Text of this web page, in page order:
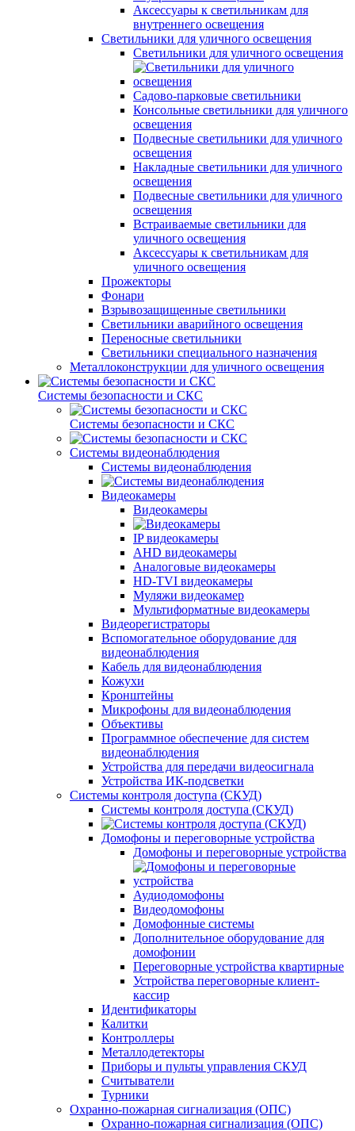
Аксессуары к светильникам для
внутреннего освещения
Светильники для уличного освещения
Светильники для уличного освещения
Садово-парковые светильники
Консольные светильники для уличного
освещения
Подвесные светильники для уличного
освещения
Накладные светильники для уличного
освещения
Подвесные светильники для уличного
освещения
Встраиваемые светильники для
уличного освещения
Аксессуары к светильникам для
уличного освещения
Прожекторы
Фонари
Взрывозащищенные светильники
Светильники аварийного освещения
Переносные светильники
Светильники специального назначения
Металлоконструкции для уличного освещения
Системы безопасности и СКС
Системы безопасности и СКС
Системы видеонаблюдения
Системы видеонаблюдения
Видеокамеры
Видеокамеры
IP видеокамеры
AHD видеокамеры
Аналоговые видеокамеры
HD-TVI видеокамеры
Муляжи видеокамер
Мультиформатные видеокамеры
Видеорегистраторы
Вспомогательное оборудование для
видеонаблюдения
Кабель для видеонаблюдения
Кожухи
Кронштейны
Микрофоны для видеонаблюдения
Объективы
Программное обеспечение для систем
видеонаблюдения
Устройства для передачи видеосигнала
Устройства ИК-подсветки
Системы контроля доступа (СКУД)
Системы контроля доступа (СКУД)
Домофоны и переговорные устройства
Домофоны и переговорные устройства
Аудиодомофоны
Видеодомофоны
Домофонные системы
Дополнительное оборудование для
домофонии
Переговорные устройства квартирные
Устройства переговорные клиент-
кассир
Идентификаторы
Калитки
Контроллеры
Металлодетекторы
Приборы и пульты управления СКУД
Считыватели
Турники
Охранно-пожарная сигнализация (ОПС)
Охранно-пожарная сигнализация (ОПС)